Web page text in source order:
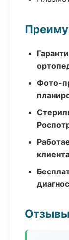
Фото-
Отзывы